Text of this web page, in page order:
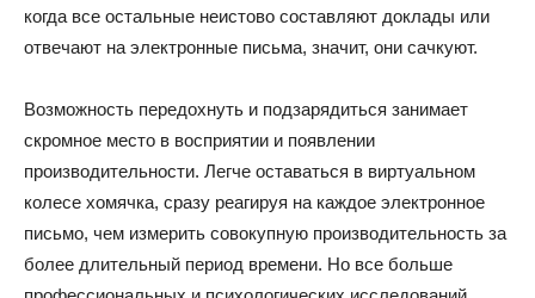
когда все остальные неистово составляют доклады или
отвечают на электронные письма, значит, они сачкуют.
Возможность передохнуть и подзарядиться занимает
скромное место в восприятии и появлении
производительности. Легче оставаться в виртуальном
колесе хомячка, сразу реагируя на каждое электронное
письмо, чем измерить совокупную производительность за
более длительный период времени. Но все больше